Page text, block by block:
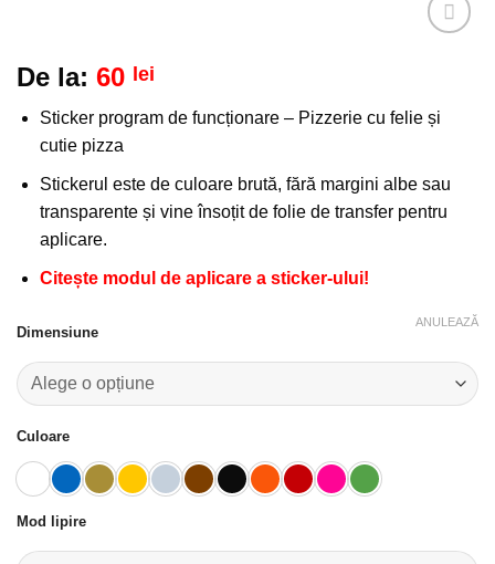
De la: 60 lei
Sticker program de funcționare – Pizzerie cu felie și
cutie pizza
Stickerul este de culoare brută, fără margini albe sau
transparente și vine însoțit de folie de transfer pentru
aplicare.
Citește modul de aplicare a sticker-ului!
Dimensiune
Culoare
Mod lipire
ANULEAZĂ